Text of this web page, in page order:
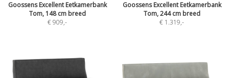
Goossens Excellent Eetkamerbank
Tom, 148 cm breed
€ 909,-
Goossens Excellent Eetkamerbank
Tom, 244 cm breed
€ 1.319,-